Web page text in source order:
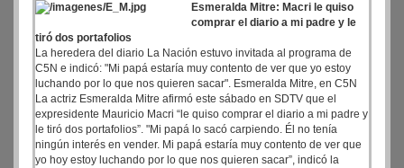
Esmeralda Mitre: Macri le quiso
comprar el diario a mi padre y le
tiró dos portafolios
La heredera del diario La Nación estuvo invitada al programa de
C5N e indicó: "Mi papá estaría muy contento de ver que yo estoy
luchando por lo que nos quieren sacar". Esmeralda Mitre, en C5N
La actriz Esmeralda Mitre afirmó este sábado en SDTV que el
expresidente Mauricio Macri “le quiso comprar el diario a mi padre y
le tiró dos portafolios”. "Mi papá lo sacó carpiendo. Él no tenía
ningún interés en vender. Mi papá estaría muy contento de ver que
yo hoy estoy luchando por lo que nos quieren sacar”, indicó la